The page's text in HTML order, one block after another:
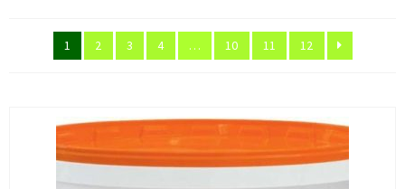
1 2 3 4 … 10 11 12